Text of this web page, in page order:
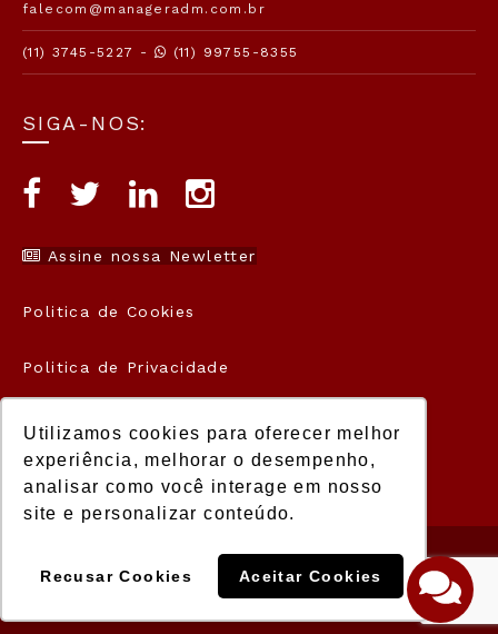
Utilizamos cookies para oferecer melhor
experiência, melhorar o desempenho,
analisar como você interage em nosso
site e personalizar conteúdo.
Recusar Cookies Aceitar Cookies
falecom@manageradm.com.br
(11) 3745-5227 - (11) 99755-8355
SIGA-NOS:
Assine nossa Newletter
Politica de Cookies
Politica de Privacidade
Termos de Uso
© 2021 Manager. Todos os direitos
reservados.